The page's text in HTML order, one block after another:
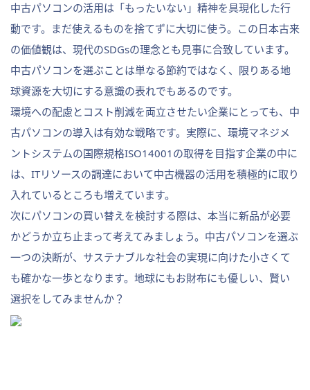
中古パソコンの活用は「もったいない」精神を具現化した行
動です。まだ使えるものを捨てずに大切に使う。この日本古来
の価値観は、現代のSDGsの理念とも見事に合致しています。
中古パソコンを選ぶことは単なる節約ではなく、限りある地
球資源を大切にする意識の表れでもあるのです。
環境への配慮とコスト削減を両立させたい企業にとっても、中
古パソコンの導入は有効な戦略です。実際に、環境マネジメ
ントシステムの国際規格ISO14001の取得を目指す企業の中に
は、ITリソースの調達において中古機器の活用を積極的に取り
入れているところも増えています。
次にパソコンの買い替えを検討する際は、本当に新品が必要
かどうか立ち止まって考えてみましょう。中古パソコンを選ぶ
一つの決断が、サステナブルな社会の実現に向けた小さくて
も確かな一歩となります。地球にもお財布にも優しい、賢い
選択をしてみませんか？